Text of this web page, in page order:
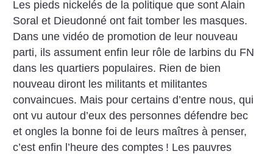
Les pieds nickelés de la politique que sont Alain
Soral et Dieudonné ont fait tomber les masques.
Dans une vidéo de promotion de leur nouveau
parti, ils assument enfin leur rôle de larbins du FN
dans les quartiers populaires. Rien de bien
nouveau diront les militants et militantes
convaincues. Mais pour certains d’entre nous, qui
ont vu autour d’eux des personnes défendre bec
et ongles la bonne foi de leurs maîtres à penser,
c’est enfin l’heure des comptes ! Les pauvres